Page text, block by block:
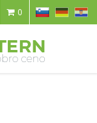
IŠČI
HR
0